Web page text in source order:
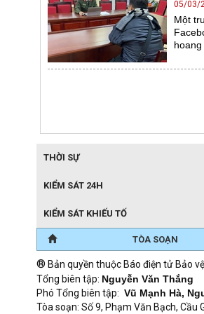
05/03/
Một
hoang
THỜI SỰ
KIỂM SÁT 24H
KIỂM SÁT KHIẾU TỐ
TÒA SOẠN
® Bản quyền thuộc Báo điện tử Bảo
Tổng biên tập: Nguyễn Văn Thắng
Phó Tổng biên tập: Vũ Mạnh Hà,
Tòa soạn: Số 9, Phạm Văn Bạch, Cầu